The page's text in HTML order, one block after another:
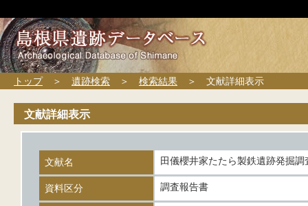
トップ＞ 遺跡検索 ＞ 検索結果 ＞ 文献詳細表示
文献詳細表示
文献名 田儀櫻井家たたら製鉄遺跡発掘調
資料区分 調査報告書